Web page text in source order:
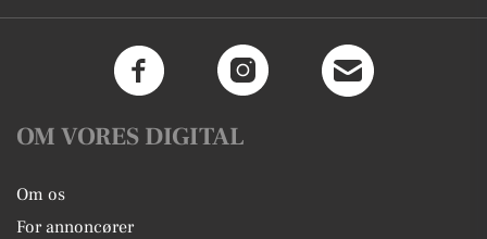
OM VORES DIGITAL
Om os
For annoncører